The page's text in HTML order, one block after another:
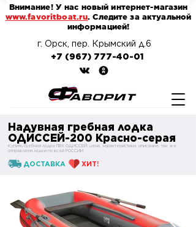
г. Орск, пер. Крымский д.6
+7 (967) 777-40-01
Внимание! У нас новый интернет-магазин
www.favoritboat.ru. Следите за актуальной
информацией!
Надувная гребная лодка
ОДИССЕЙ-200 Красно-серая
Купить Гребная лодка ПВХ ОДИССЕЙ: цена, характеристики, описание, так же
отправляем лодки по всей РОССИИ
ДОСТАВКА ХИТ!